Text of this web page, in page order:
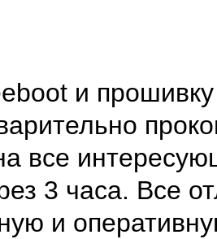
и
все
3 часа. Все
и